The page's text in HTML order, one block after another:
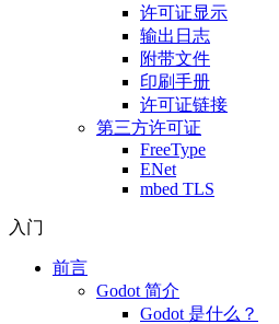
许可证显示
输出日志
附带文件
印刷手册
许可证链接
第三方许可证
FreeType
ENet
mbed TLS
入门
前言
Godot 简介
Godot 是什么？